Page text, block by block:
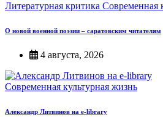
Литературная критика Современная
О новой военной поэзии – саратовским читателям
4 августа, 2026
Современная культурная жизнь
Александр Литвинов на e-library